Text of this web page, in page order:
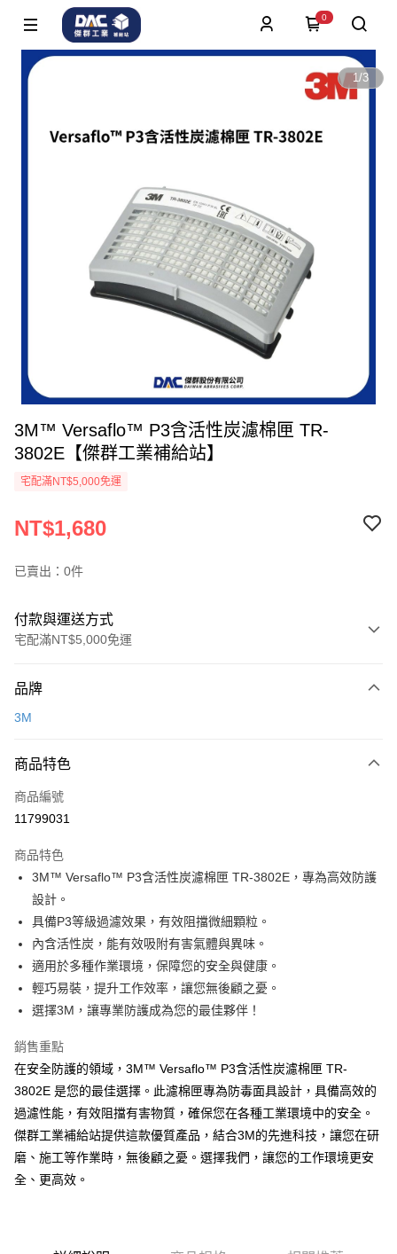
0
1/3
3M™ Versaflo™ P3含活性炭濾棉匣 TR-
3802E【傑群工業補給站】
宅配滿NT$5,000免運
NT$1,680
已賣出：0件
付款與運送方式
宅配滿NT$5,000免運
信用卡一次付款
LINE Pay
Apple Pay
悠遊付
全盈+PAY
運送方式
全家取貨付款
每筆NT$60
每筆NT$60
7-11取貨付款
每筆NT$60
付款後7-11取貨
每筆NT$60
品牌
3M
商品特色
商品編號
11799031
商品特色
3M™ Versaflo™ P3含活性炭濾棉匣 TR-3802E，專為高效防護
設計。
具備P3等級過濾效果，有效阻擋微細顆粒。
內含活性炭，能有效吸附有害氣體與異味。
適用於多種作業環境，保障您的安全與健康。
輕巧易裝，提升工作效率，讓您無後顧之憂。
選擇3M，讓專業防護成為您的最佳夥伴！
銷售重點
在安全防護的領域，3M™ Versaflo™ P3含活性炭濾棉匣 TR-
3802E 是您的最佳選擇。此濾棉匣專為防毒面具設計，具備高效的
過濾性能，有效阻擋有害物質，確保您在各種工業環境中的安全。
傑群工業補給站提供這款優質產品，結合3M的先進科技，讓您在研
磨、施工等作業時，無後顧之憂。選擇我們，讓您的工作環境更安
全、更高效。